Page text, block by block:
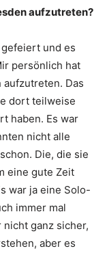
aufzutreten?
und es
persönlich hat
Das
dort teilweise
haben. Es war
nicht alle
Die, die sie
eine gute Zeit
war ja eine Solo-
immer mal
ganz sicher,
aber es